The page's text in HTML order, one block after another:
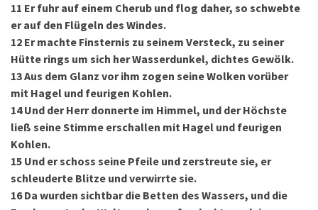
11 Er fuhr auf einem Cherub und flog daher, so schwebte
er auf den Flügeln des Windes.
12 Er machte Finsternis zu seinem Versteck, zu seiner
Hütte rings um sich her Wasserdunkel, dichtes Gewölk.
13Aus dem Glanz vor ihm zogen seine Wolken vorüber
mit Hagel und feurigen Kohlen.
14 Und der Herr donnerte im Himmel, und der Höchste
ließ seine Stimme erschallen mit Hagel und feurigen
Kohlen.
15 Und er schoss seine Pfeile und zerstreute sie, er
schleuderte Blitze und verwirrte sie.
16 Da wurden sichtbar die Betten des Wassers, und die